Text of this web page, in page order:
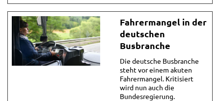
Fahrermangel in der
deutschen
Busbranche
Die deutsche Busbranche
steht vor einem akuten
Fahrermangel. Kritisiert
wird nun auch die
Bundesregierung.